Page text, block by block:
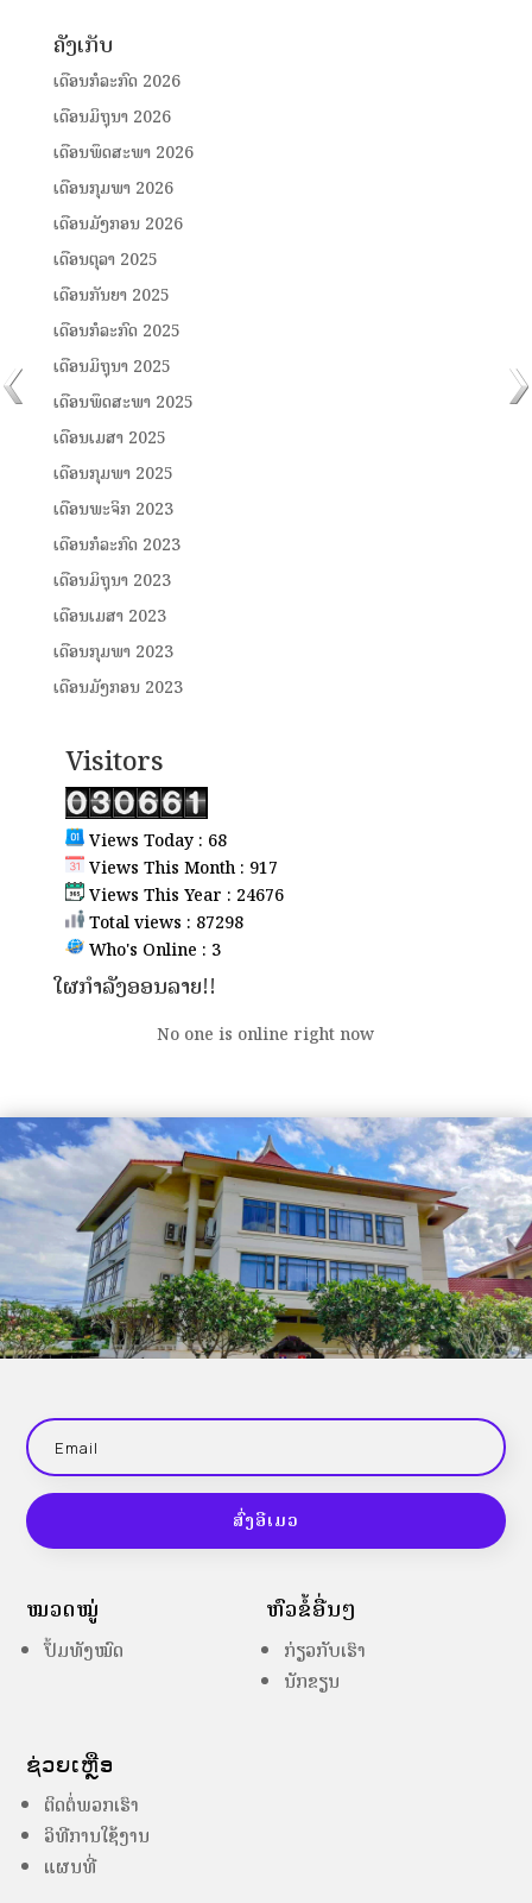
ຄັງເກັບ
ເດືອນກໍລະກົດ 2026
ເດືອນມິຖຸນາ 2026
ເດືອນພຶດສະພາ 2026
ເດືອນກຸມພາ 2026
ເດືອນມັງກອນ 2026
ເດືອນຕຸລາ 2025
ເດືອນກັນຍາ 2025
ເດືອນກໍລະກົດ 2025
ເດືອນມິຖຸນາ 2025
ເດືອນພຶດສະພາ 2025
ເດືອນເມສາ 2025
ເດືອນກຸມພາ 2025
ເດືອນພະຈິກ 2023
ເດືອນກໍລະກົດ 2023
ເດືອນມິຖຸນາ 2023
ເດືອນເມສາ 2023
ເດືອນກຸມພາ 2023
ເດືອນມັງກອນ 2023
Visitors
Views Today : 68
Views This Month : 917
Views This Year : 24676
Total views : 87298
Who's Online : 3
ໃຜກຳລັງອອນລາຍ!!
No one is online right now
ສົ່ງອີເມວ
ໝວດໝູ່
ປຶ້ມທັງໝົດ
ຫົວຂໍ້ອື່ນໆ
ກ່ຽວກັບເຮົາ
ນັກຂຽນ
ຊ່ວຍເຫຼືອ
ຕິດຕໍ່ພວກເຮົາ
ວິທີການໃຊ້ງານ
ແຜນທີ່